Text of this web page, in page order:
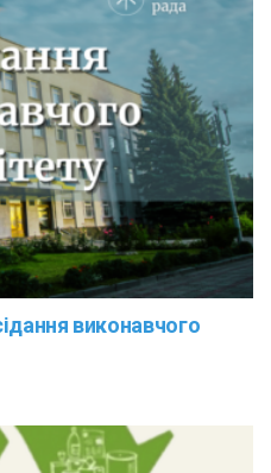
виконавчого